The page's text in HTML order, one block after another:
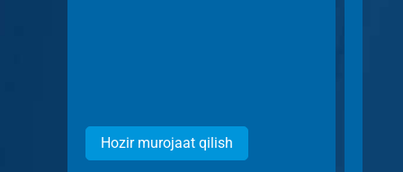
Hozir murojaat qilish